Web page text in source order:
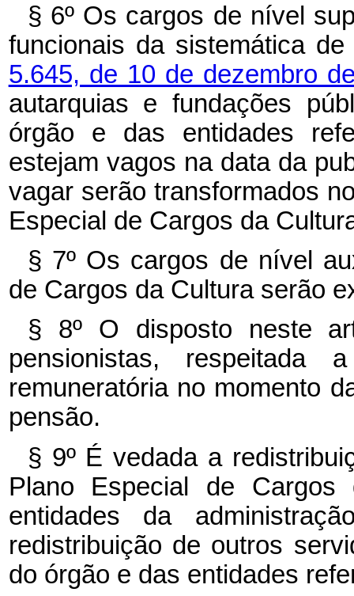
§ 6º Os cargos de nível
funcionais da sistemática
5.645, de 10 de dezembro
autarquias e fundações
órgão e das entidades
estejam vagos na data da
vagar serão transformados
Especial de Cargos da
§ 7º Os cargos de nível
de Cargos da Cultura serão
§ 8º O disposto neste
pensionistas, respeitada
remuneratória no momento
pensão.
§ 9º É vedada a
Plano Especial de
entidades da
redistribuição de outros
do órgão e das entidades